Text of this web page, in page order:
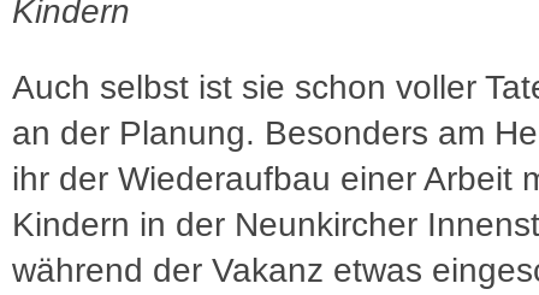
Kindern
Auch selbst ist sie schon voller
an der Planung. Besonders am
ihr der Wiederaufbau einer Arbeit
Kindern in der Neunkircher
während der Vakanz etwas